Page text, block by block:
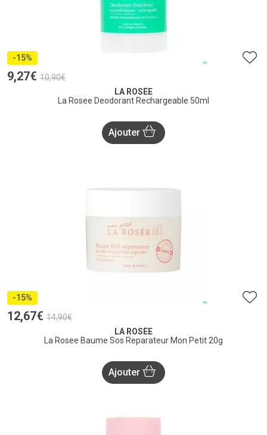
-15%
9,27€ 10,90€
LA ROSÉE
La Rosee Deodorant Rechargeable 50ml
Ajouter
-15%
12,67€ 14,90€
LA ROSÉE
La Rosee Baume Sos Reparateur Mon Petit 20g
Ajouter